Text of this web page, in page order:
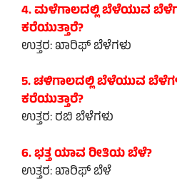
4. ಮಳೆಗಾಲದಲ್ಲಿ ಬೆಳೆಯುವ
ಕರೆಯುತ್ತಾರೆ?
ಉತ್ತರ: ಖಾರಿಫ್ ಬೆಳೆಗಳು
5. ಚಳಿಗಾಲದಲ್ಲಿ ಬೆಳೆಯುವ
ಕರೆಯುತ್ತಾರೆ?
ಉತ್ತರ: ರಬಿ ಬೆಳೆಗಳು
6. ಭತ್ತ ಯಾವ ರೀತಿಯ ಬೆಳೆ?
ಉತ್ತರ: ಖಾರಿಫ್ ಬೆಳೆ